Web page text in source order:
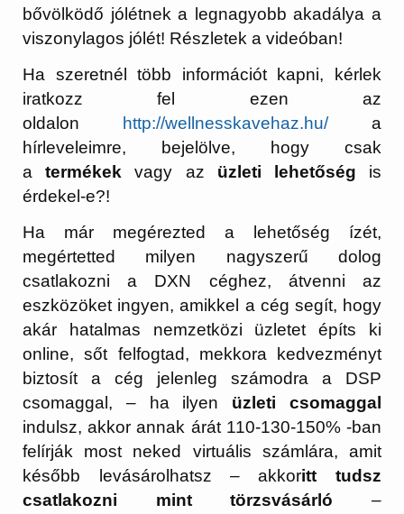
bővölködő jólétnek a legnagyobb akadálya a
viszonylagos jólét! Részletek a videóban!
Ha szeretnél több információt kapni, kérlek
iratkozz fel ezen az
oldalon
http://wellnesskavehaz.hu/a
hírleveleimre, bejelölve, hogy csak
atermékek vagy az üzleti lehetőség is
érdekel-e?!
Ha már megérezted a lehetőség ízét,
megértetted milyen nagyszerű dolog
csatlakozni a DXN céghez, átvenni az
eszközöket ingyen, amikkel a cég segít, hogy
akár hatalmas nemzetközi üzletet építs ki
online, sőt felfogtad, mekkora kedvezményt
biztosít a cég jelenleg számodra a DSP
csomaggal, – ha ilyen üzleti csomaggal
indulsz, akkor annak árát 110-130-150% -ban
felírják most neked virtuális számlára, amit
később levásárolhatsz – akkoritt tudsz
csatlakozni mint törzsvásárló –